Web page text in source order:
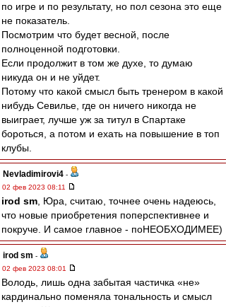
по игре и по результату, но пол сезона это еще
не показатель.
Посмотрим что будет весной, после
полноценной подготовки.
Если продолжит в том же духе, то думаю
никуда он и не уйдет.
Потому что какой смысл быть тренером в какой
нибудь Севилье, где он ничего никогда не
выиграет, лучше уж за титул в Спартаке
бороться, а потом и ехать на повышение в топ
клубы.
Nevladimirovi4 -
02 фев 2023 08:11
irod sm , Юра, считаю, точнее очень надеюсь,
что новые приобретения поперспективнее и
покруче. И самое главное - поНЕОБХОДИМЕЕ)
irod sm -
02 фев 2023 08:01
Володь, лишь одна забытая частичка «не»
кардинально поменяла тональность и смысл